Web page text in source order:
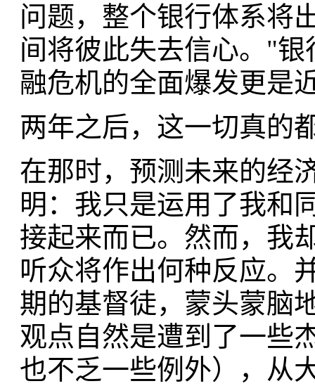
问题，整个银行体系将
间将彼此失去信心。"
融危机的全面爆发更是
两年之后，这一切真的
在那时，预测未来的经
明：我只是运用了我和
接起来而已。然而，我
听众将作出何种反应。
期的基督徒，蒙头蒙脑
观点自然是遭到了一些
也不乏一些例外），从